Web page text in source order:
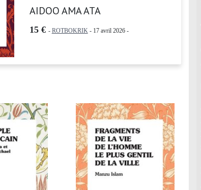
AIDOO AMA ATA
15 € - ROTBOKRIK- 17 avril 2026 -